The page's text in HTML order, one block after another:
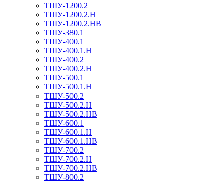
ТШУ-1200.2
ТШУ-1200.2.Н
ТШУ-1200.2.НВ
ТШУ-380.1
ТШУ-400.1
ТШУ-400.1.Н
ТШУ-400.2
ТШУ-400.2.Н
ТШУ-500.1
ТШУ-500.1.Н
ТШУ-500.2
ТШУ-500.2.Н
ТШУ-500.2.НВ
ТШУ-600.1
ТШУ-600.1.Н
ТШУ-600.1.НВ
ТШУ-700.2
ТШУ-700.2.Н
ТШУ-700.2.НВ
ТШУ-800.2